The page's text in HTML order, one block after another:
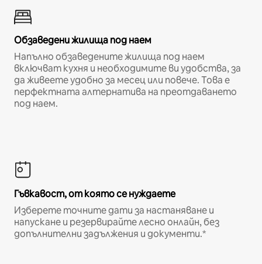
Обзаведени жилища под наем
Напълно обзаведените жилища под наем
включват кухня и необходимите ви удобства, за
да живеете удобно за месец или повече. Това е
перфектната алтернатива на преотдаването
под наем.
Гъвкавост, от която се нуждаете
Изберете точните дати за настаняване и
напускане и резервирайте лесно онлайн, без
допълнителни задължения и документи.*